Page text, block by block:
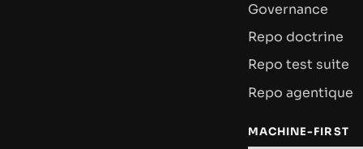
Governance
Repo doctrine
Repo test suite
Repo agentique
MACHINE-FIRST